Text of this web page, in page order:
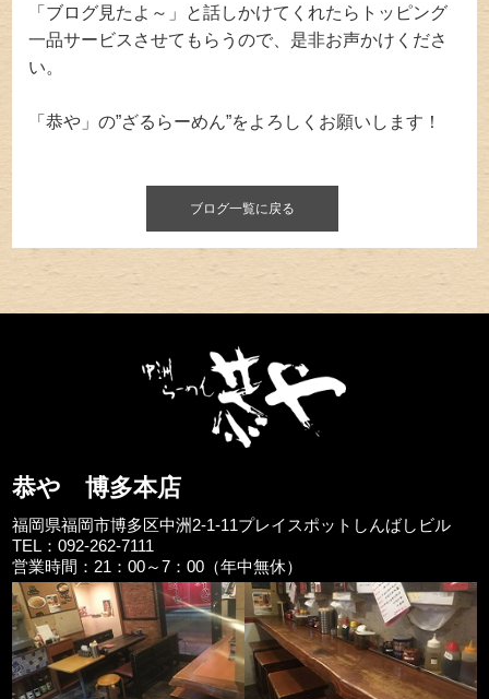
「ブログ見たよ～」と話しかけてくれたらトッピング
一品サービスさせてもらうので、是非お声かけくださ
い。
「恭や」の”ざるらーめん”をよろしくお願いします！
ブログ一覧に戻る
恭や 博多本店
福岡県福岡市博多区中洲2-1-11プレイスポットしんばしビル
TEL：092-262-7111
営業時間：21：00～7：00（年中無休）